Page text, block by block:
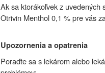
Ak sa ktorákoľvek z uvedených
Otrivin Menthol 0,1 % pre vás
Upozornenia a opatrenia
Poraďte sa s lekárom alebo